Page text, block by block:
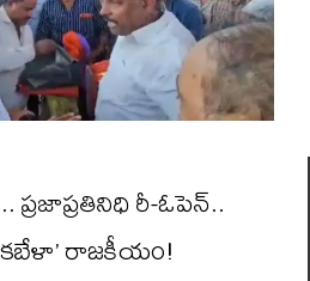
ప్రజాప్రతినిధి రీ-ఓపెన్..
రాజకీయం!